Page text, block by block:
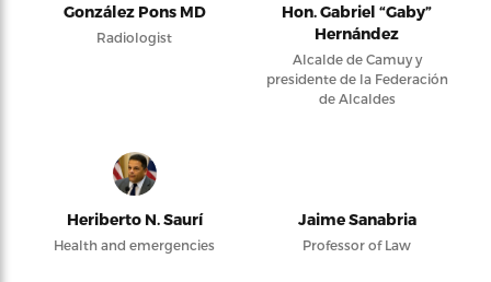
González Pons MD
Radiologist
Hon. Gabriel “Gaby”
Hernández
Alcalde de Camuy y
presidente de la Federación
de Alcaldes
Heriberto N. Saurí
Health and emergencies
Jaime Sanabria
Professor of Law